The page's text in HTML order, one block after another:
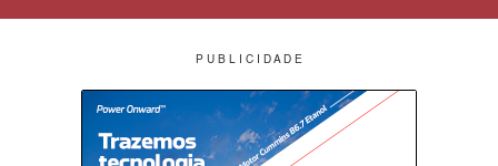
P U B L I C I D A D E